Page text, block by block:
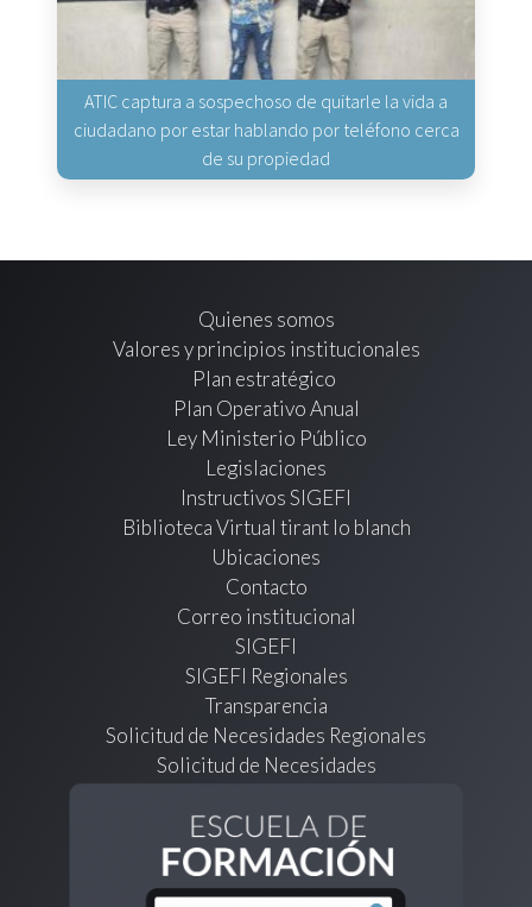
ATIC captura a sospechoso de quitarle la vida a
ciudadano por estar hablando por teléfono cerca
de su propiedad
Quienes somos
Valores y principios institucionales
Plan estratégico
Plan Operativo Anual
Ley Ministerio Público
Legislaciones
Instructivos SIGEFI
Biblioteca Virtual tirant lo blanch
Ubicaciones
Contacto
Correo institucional
SIGEFI
SIGEFI Regionales
Transparencia
Solicitud de Necesidades Regionales
Solicitud de Necesidades